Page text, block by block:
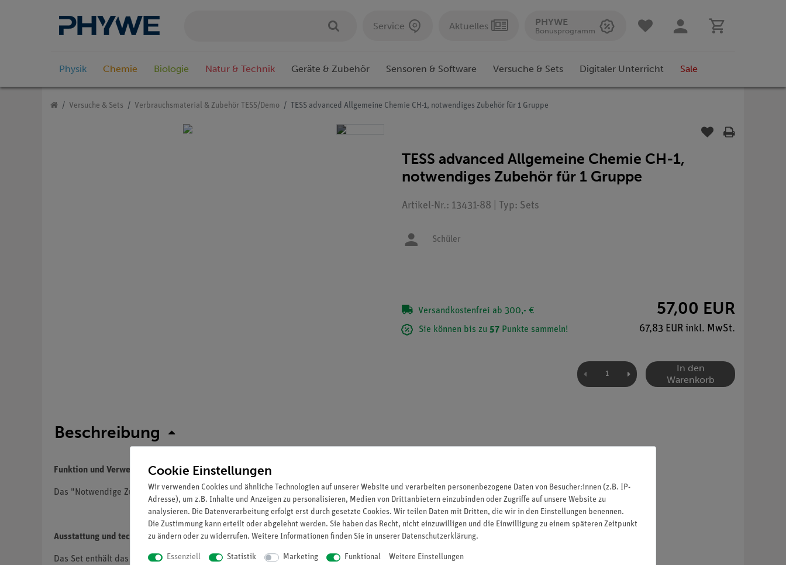
Service Aktuelles PHYWE
Bonusprogramm
Physik Chemie Biologie Natur & Technik Geräte & Zubehör Sensoren & Software Versuche & Sets Digitaler Unterricht Sale
Versuche & Sets Verbrauchsmaterial & Zubehör TESS/Demo TESS advanced Allgemeine Chemie CH-1, notwendiges Zubehör für 1 Gruppe
TESS advanced Allgemeine Chemie CH-1,
notwendiges Zubehör für 1 Gruppe
Artikel-Nr.: 13431-88 | Typ: Sets
Schüler
Versandkostenfrei ab 300,- €
Sie können bis zu 57 Punkte sammeln!
57,00 EUR
67,83 EUR inkl. MwSt.
In den
Warenkorb
Beschreibung
Funktion und Verwendung
Das "Notwendige Zubehör" beinhaltet Geräte u.ä., die oft schon in Fachsammlungen vorhanden sind.
Ausstattung und technische Daten
Das Set enthält das notwendige Zubehör für TESS advanced Chemie Set Allgemeine Chemie (15300-88).
Cookie Einstellungen
Wir verwenden Cookies und ähnliche Technologien auf unserer Website und verarbeiten personenbezogene Daten von Besucher:innen (z.B. IP-
Adresse), um z.B. Inhalte und Anzeigen zu personalisieren, Medien von Drittanbietern einzubinden oder Zugriffe auf unsere Website zu
analysieren. Die Datenverarbeitung erfolgt erst durch gesetzte Cookies. Wir teilen Daten mit Dritten, die wir in den Einstellungen benennen.
Die Zustimmung kann erteilt oder abgelehnt werden. Sie haben das Recht, nicht einzuwilligen und die Einwilligung zu einem späteren Zeitpunkt
zu ändern oder zu widerrufen. Weitere Informationen finden Sie in unserer Daten­schutz­erklärung.
Essenziell Statistik Marketing Funktional Weitere Einstellungen